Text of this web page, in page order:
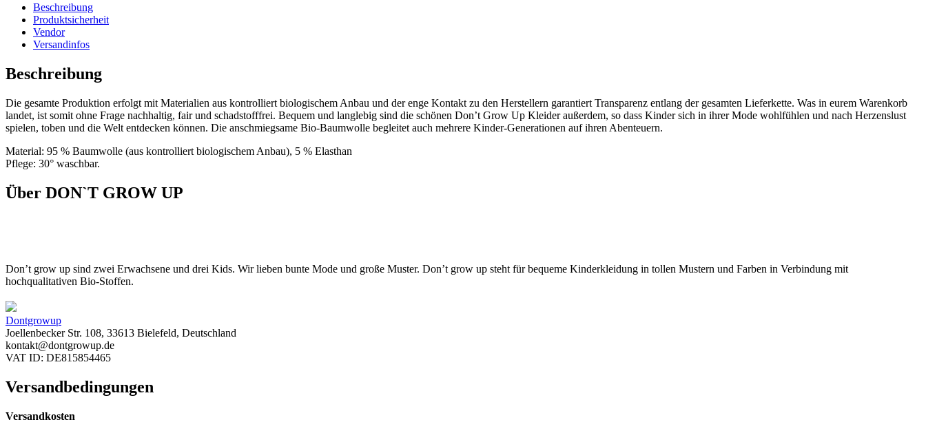
Beschreibung
Produktsicherheit
Vendor
Versandinfos
Beschreibung
Die gesamte Produktion erfolgt mit Materialien aus kontrolliert biologischem Anbau und der enge Kontakt zu den Herstellern garantiert Transparenz entlang der gesamten Lieferkette. Was in eurem Warenkorb
landet, ist somit ohne Frage nachhaltig, fair und schadstofffrei. Bequem und langlebig sind die schönen Don’t Grow Up Kleider außerdem, so dass Kinder sich in ihrer Mode wohlfühlen und nach Herzenslust
spielen, toben und die Welt entdecken können. Die anschmiegsame Bio-Baumwolle begleitet auch mehrere Kinder-Generationen auf ihren Abenteuern.
Material: 95 % Baumwolle (aus kontrolliert biologischem Anbau), 5 % Elasthan
Pflege: 30° waschbar.
Über DON`T GROW UP
Don’t grow up sind zwei Erwachsene und drei Kids. Wir lieben bunte Mode und große Muster. Don’t grow up steht für bequeme Kinderkleidung in tollen Mustern und Farben in Verbindung mit
hochqualitativen Bio-Stoffen.
Dontgrowup
Joellenbecker Str. 108, 33613 Bielefeld, Deutschland
kontakt@dontgrowup.de
VAT ID: DE815854465
Versandbedingungen
Versandkosten